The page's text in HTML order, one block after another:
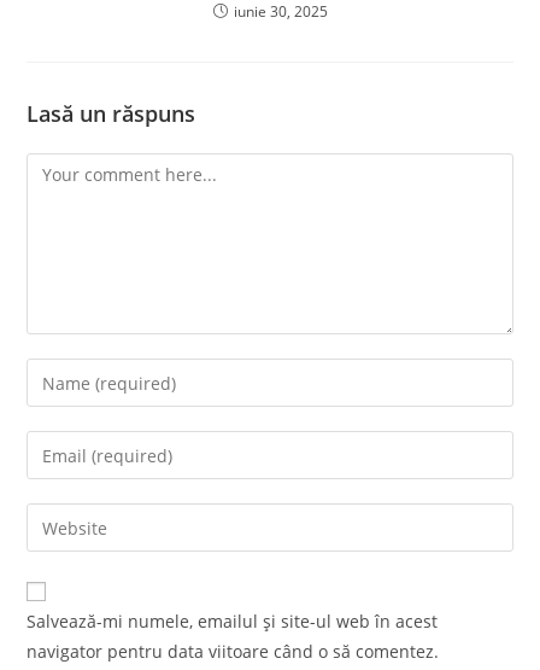
iunie 30, 2025
Lasă un răspuns
Comment
Enter
your
name
comment
Enter
your
email
address
comment
Enter
your
website
URL
Salvează-mi numele, emailul și site-ul web în acest
navigator pentru data viitoare când o să comentez.